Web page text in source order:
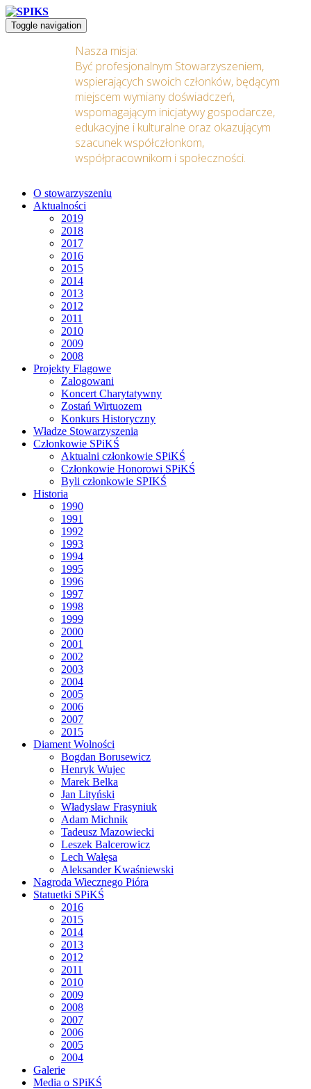
Toggle navigation
Nasza misja:
Być profesjonalnym Stowarzyszeniem,
wspierających swoich członków, będącym
miejscem wymiany doświadczeń,
wspomagającym inicjatywy gospodarcze,
edukacyjne i kulturalne oraz okazującym
szacunek współczłonkom,
współpracownikom i społeczności.
O stowarzyszeniu
Aktualności
2019
2018
2017
2016
2015
2014
2013
2012
2011
2010
2009
2008
Projekty Flagowe
Zalogowani
Koncert Charytatywny
Zostań Wirtuozem
Konkurs Historyczny
Władze Stowarzyszenia
Członkowie SPiKŚ
Aktualni członkowie SPiKŚ
Członkowie Honorowi SPiKŚ
Byli członkowie SPIKŚ
Historia
1990
1991
1992
1993
1994
1995
1996
1997
1998
1999
2000
2001
2002
2003
2004
2005
2006
2007
2015
Diament Wolności
Bogdan Borusewicz
Henryk Wujec
Marek Belka
Jan Lityński
Władysław Frasyniuk
Adam Michnik
Tadeusz Mazowiecki
Leszek Balcerowicz
Lech Wałęsa
Aleksander Kwaśniewski
Nagroda Wiecznego Pióra
Statuetki SPiKŚ
2016
2015
2014
2013
2012
2011
2010
2009
2008
2007
2006
2005
2004
Galerie
Media o SPiKŚ